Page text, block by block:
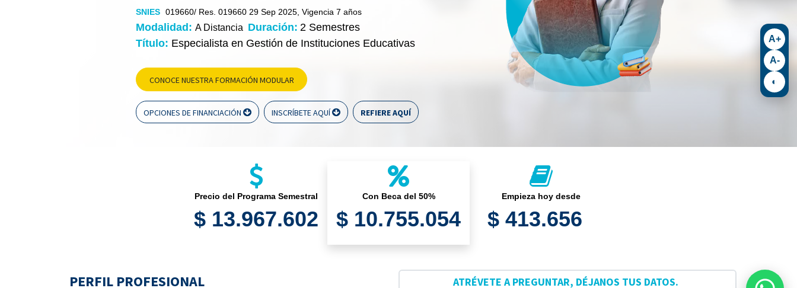
SNIES 019660/ Res. 019660 29 Sep 2025, Vigencia 7 años
Modalidad: A Distancia Duración: 2 Semestres
Título: Especialista en Gestión de Instituciones Educativas
CONOCE NUESTRA FORMACIÓN MODULAR
OPCIONES DE FINANCIACIÓN INSCRÍBETE AQUÍ REFIERE AQUÍ
Precio del Programa Semestral
$ 13.967.602
Con Beca del 50%
$ 10.755.054
Empieza hoy desde
$ 413.656
PERFIL PROFESIONAL ATRÉVETE A PREGUNTAR, DÉJANOS TUS DATOS.
A+
A-
◐